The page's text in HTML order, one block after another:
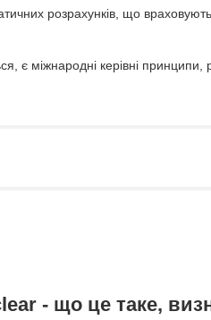
розрахунків, що
є міжнародні керівні принципи,
- що це таке,